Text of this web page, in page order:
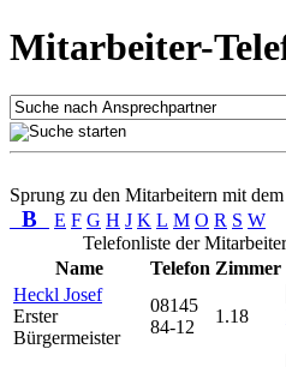
Mitarbeiter-
Sprung zu den Mitarbeitern mit
B E F G H J K L M O R S W
Telefonliste der
Name
Telefon Zimmer
Heckl Josef
Erster
Bürgermeister
08145
84-12
1.18